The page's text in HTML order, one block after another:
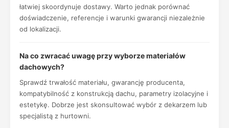
łatwiej skoordynuje dostawy. Warto jednak porównać
doświadczenie, referencje i warunki gwarancji niezależnie
od lokalizacji.
Na co zwracać uwagę przy wyborze materiałów
dachowych?
Sprawdź trwałość materiału, gwarancję producenta,
kompatybilność z konstrukcją dachu, parametry izolacyjne i
estetykę. Dobrze jest skonsultować wybór z dekarzem lub
specjalistą z hurtowni.